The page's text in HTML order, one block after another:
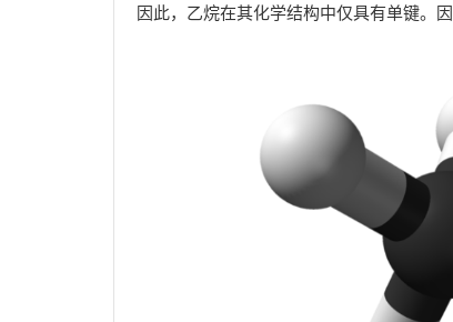
因此，乙烷在其化学结构中仅具有单键。